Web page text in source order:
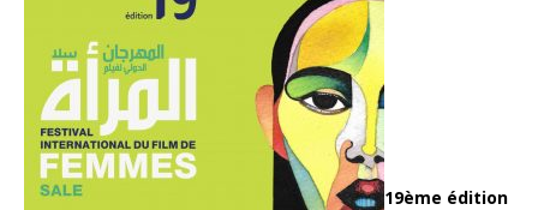
19ème édition